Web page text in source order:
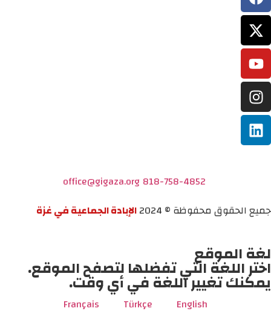
818-758-4852
office@gigaza.org
جميع الحقوق محفوظة © 2024
الإبادة الجماعية في غزة
لغة الموقع
اختر اللغة التي تفضلها لتصفح الموقع.
يمكنك تغيير اللغة في أي وقت.
English
Türkçe
Français